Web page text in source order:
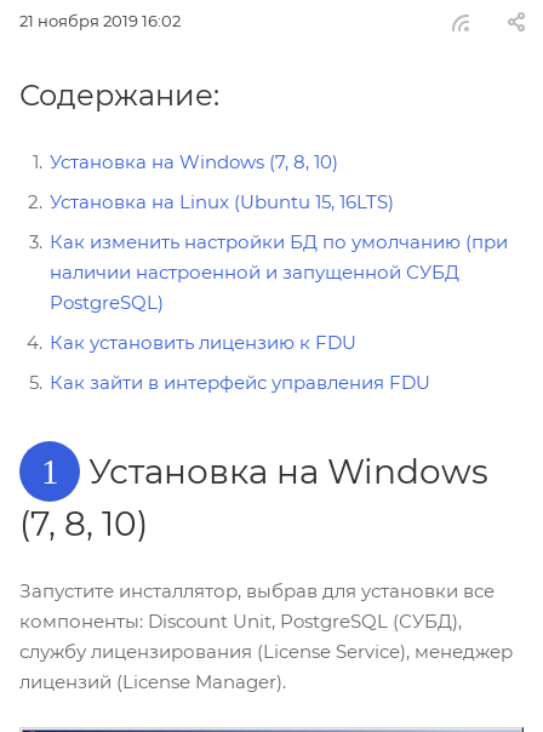
21 ноября 2019 16:02
Содержание:
Установка на Windows (7, 8, 10)
Установка на Linux (Ubuntu 15, 16LTS)
Как изменить настройки БД по умолчанию (при
наличии настроенной и запущенной СУБД
PostgreSQL)
Как установить лицензию к FDU
Как зайти в интерфейс управления FDU
1
Установка на Windows
(7, 8, 10)
Запустите инсталлятор, выбрав для установки все
компоненты: Discount Unit, PostgreSQL (СУБД),
службу лицензирования (License Service), менеджер
лицензий (License Manager).